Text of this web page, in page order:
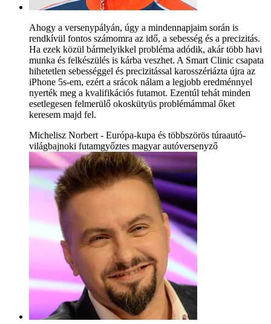
Ahogy a versenypályán, úgy a mindennapjaim során is
rendkívül fontos számomra az idő, a sebesség és a precizitás.
Ha ezek közül bármelyikkel probléma adódik, akár több havi
munka és felkészülés is kárba veszhet. A Smart Clinic csapata
hihetetlen sebességgel és precizitással karosszériázta újra az
iPhone 5s-em, ezért a srácok nálam a legjobb eredménnyel
nyerték meg a kvalifikációs futamot. Ezentúl tehát minden
esetlegesen felmerülő okoskütyüs problémámmal őket
keresem majd fel.
Michelisz Norbert - Európa-kupa és többszörös túraautó-
világbajnoki futamgyőztes magyar autóversenyző